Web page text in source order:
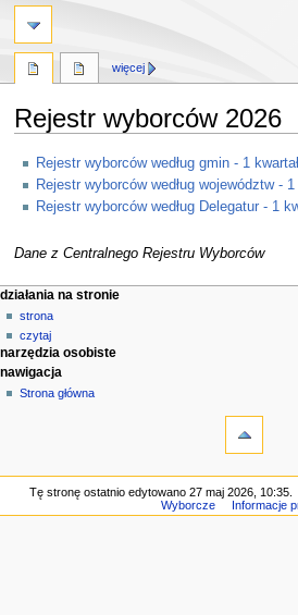
Rejestr wyborców 2026
Przejdź
do
nawigacji
Przejdź
do
wyszukiwania
Rejestr wyborców według gmin - 1
Rejestr wyborców według województw - 1
Rejestr wyborców według Delegatur - 1
Dane z Centralnego Rejestru Wyborców
M
e
n
u
n
a
działania na stronie
strona
czytaj
więcej
narzędzia osobiste
nawigacja
Strona główna
Tę stronę ostatnio edytowano 27 maj 2026, 10:35.
Wyborcze
Informacje